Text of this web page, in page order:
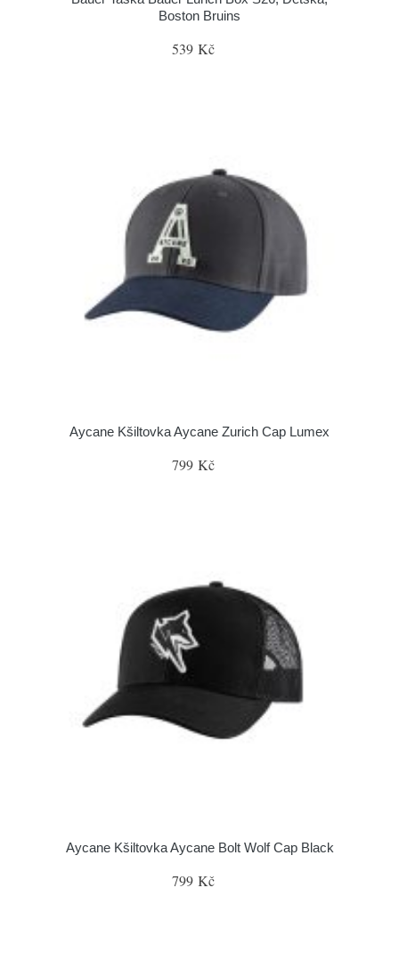
Boston Bruins
539 Kč
Aycane Kšiltovka Aycane Zurich Cap Lumex
799 Kč
Aycane Kšiltovka Aycane Bolt Wolf Cap Black
799 Kč